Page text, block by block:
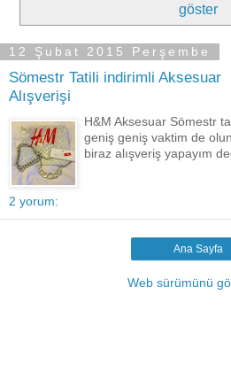
göster
12 Şubat 2015 Perşembe
Sömestr Tatili indirimli Aksesuar
Alışverişi
H&M Aksesuar Sömestr
geniş geniş vaktim de
biraz alışveriş yapayım
2 yorum:
Ana Sayfa
Web sürümünü